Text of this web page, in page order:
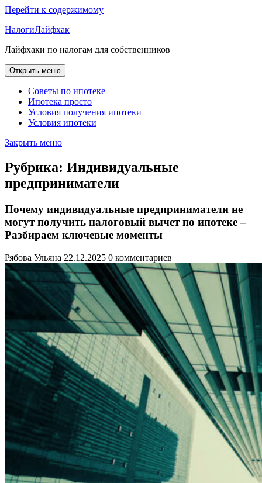
Перейти к содержимому
НалогиЛайфхак
Лайфхаки по налогам для собственников
Открыть меню
Советы по ипотеке
Ипотека просто
Условия получения ипотеки
Условия ипотеки
Закрыть меню
Рубрика: Индивидуальные
предприниматели
Почему индивидуальные предприниматели не
могут получить налоговый вычет по ипотеке –
Разбираем ключевые моменты
Рябова Ульяна 22.12.2025 0 комментариев